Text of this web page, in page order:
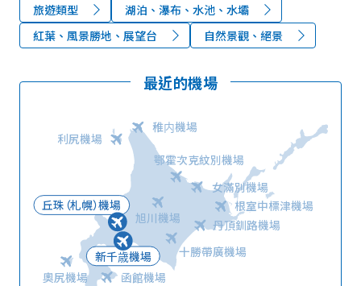
旅遊類型
湖泊、瀑布、水池、水壩
紅葉、風景勝地、展望台
自然景觀、絕景
最近的機場
新千歳機場
丘珠（札幌）機場
函館機場
奧尻機場
旭川機場
稚内機場
利尻機場
鄂霍次克紋別機場
女滿別機場
根室中標津機場
丹頂釧路機場
十勝帶廣機場